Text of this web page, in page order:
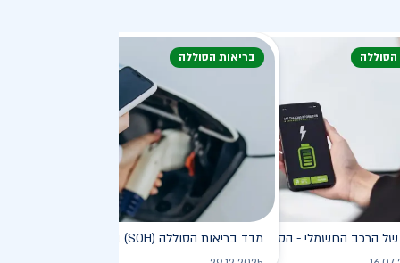
הסוללה
הרכב החשמלי - הסוללה
בריאות הסוללה
מדד בריאות הסוללה (SOH) ברכב חשמלי